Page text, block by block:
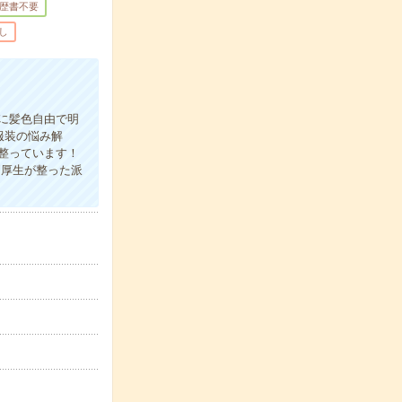
書不要
髪色自由で明
装の悩み解
っています！
生が整った派